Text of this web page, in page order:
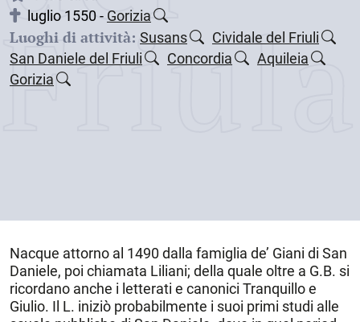
luglio 1550 - Gorizia
Luoghi di attività: Susans
Cividale del Friuli
San Daniele del Friuli
Concordia
Aquileia
Gorizia
Nacque attorno al 1490 dalla famiglia de’ Giani di San
Daniele, poi chiamata Liliani; della quale oltre a G.B. si
ricordano anche i letterati e canonici Tranquillo e
Giulio. Il L. iniziò probabilmente i suoi primi studi alle